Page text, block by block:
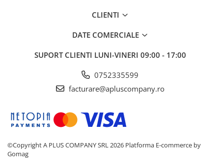
CLIENTI
DATE COMERCIALE
SUPORT CLIENTI LUNI-VINERI 09:00 - 17:00
0752335599
facturare@apluscompany.ro
©Copyright A PLUS COMPANY SRL 2026 Platforma E-commerce by
Gomag